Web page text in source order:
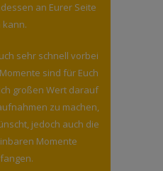
an Eurer Seite
kann.
sehr schnell vorbei
sind für Euch
großen Wert darauf
zu machen,
jedoch auch die
Momente